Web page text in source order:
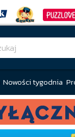
Nowości tygodnia